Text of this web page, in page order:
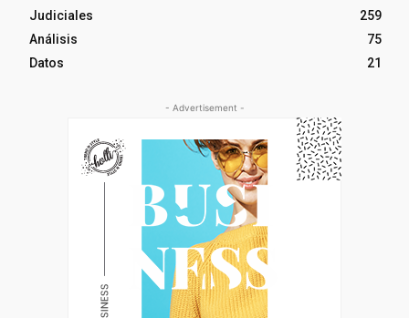
Judiciales
259
Análisis
75
Datos
21
- Advertisement -